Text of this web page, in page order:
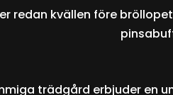
redan kvällen före
trädgård erbjuder en